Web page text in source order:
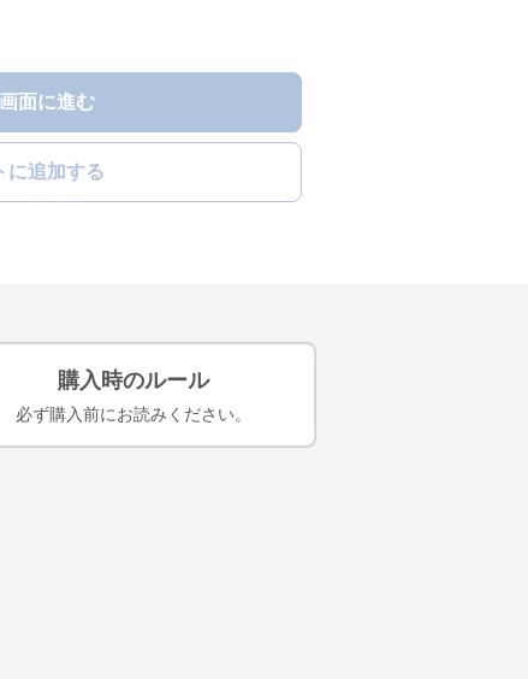
面に進む
に追加する
購入時のルール
必ず購入前にお読みください。